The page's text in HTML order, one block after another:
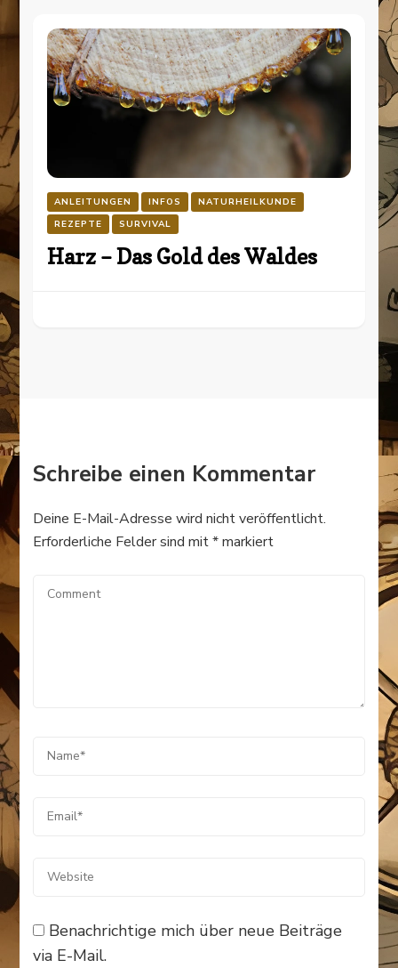
ANLEITUNGEN INFOS
NATURHEILKUNDE
REZEPTE
SURVIVAL
Harz – Das Gold des Waldes
Schreibe einen Kommentar
Deine E-Mail-Adresse wird nicht veröffentlicht.
Erforderliche Felder sind mit*markiert
Benachrichtige mich über neue Beiträge
via E-Mail.